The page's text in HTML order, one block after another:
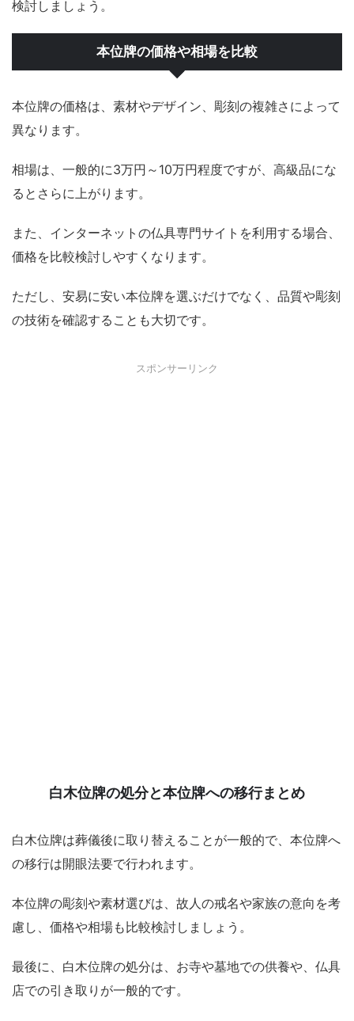
検討しましょう。
本位牌の価格や相場を比較
本位牌の価格は、素材やデザイン、彫刻の複雑さによって
異なります。
相場は、一般的に3万円～10万円程度ですが、高級品にな
るとさらに上がります。
また、インターネットの仏具専門サイトを利用する場合、
価格を比較検討しやすくなります。
ただし、安易に安い本位牌を選ぶだけでなく、品質や彫刻
の技術を確認することも大切です。
スポンサーリンク
白木位牌の処分と本位牌への移行まとめ
白木位牌は葬儀後に取り替えることが一般的で、本位牌へ
の移行は開眼法要で行われます。
本位牌の彫刻や素材選びは、故人の戒名や家族の意向を考
慮し、価格や相場も比較検討しましょう。
最後に、白木位牌の処分は、お寺や墓地での供養や、仏具
店での引き取りが一般的です。